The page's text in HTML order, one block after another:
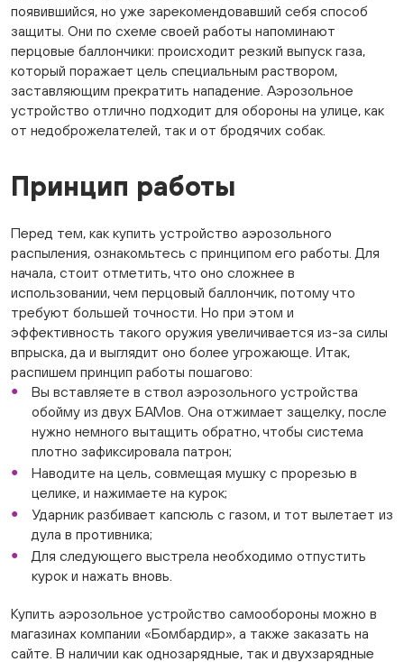
появившийся, но уже зарекомендовавший себя способ
защиты. Они по схеме своей работы напоминают
перцовые баллончики: происходит резкий выпуск газа,
который поражает цель специальным раствором,
заставляющим прекратить нападение. Аэрозольное
устройство отлично подходит для обороны на улице, как
от недоброжелателей, так и от бродячих собак.
Принцип работы
Перед тем, как купить устройство аэрозольного
распыления, ознакомьтесь с принципом его работы. Для
начала, стоит отметить, что оно сложнее в
использовании, чем перцовый баллончик, потому что
требуют большей точности. Но при этом и
эффективность такого оружия увеличивается из-за силы
впрыска, да и выглядит оно более угрожающе. Итак,
распишем принцип работы пошагово:
Вы вставляете в ствол аэрозольного устройства
обойму из двух БАМов. Она отжимает защелку, после
нужно немного вытащить обратно, чтобы система
плотно зафиксировала патрон;
Наводите на цель, совмещая мушку с прорезью в
целике, и нажимаете на курок;
Ударник разбивает капсюль с газом, и тот вылетает из
дула в противника;
Для следующего выстрела необходимо отпустить
курок и нажать вновь.
Купить аэрозольное устройство самообороны можно в
магазинах компании «Бомбардир», а также заказать на
сайте. В наличии как однозарядные, так и двухзарядные